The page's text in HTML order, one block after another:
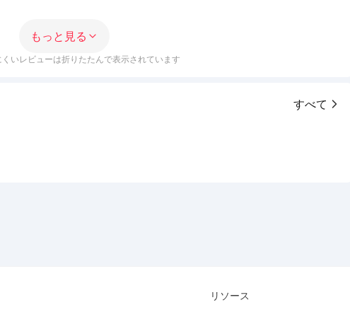
もっと見る
いレビューは折りたたんで表示されています
すべて
リソース